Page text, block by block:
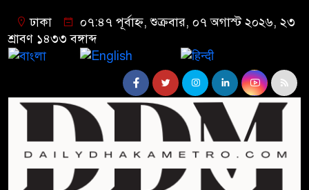
ঢাকা
০৭:৪৭ পূর্বাহ্ন, শুক্রবার, ০৭ অগাস্ট ২০২৬, ২৩
শ্রাবণ ১৪৩৩ বঙ্গাব্দ